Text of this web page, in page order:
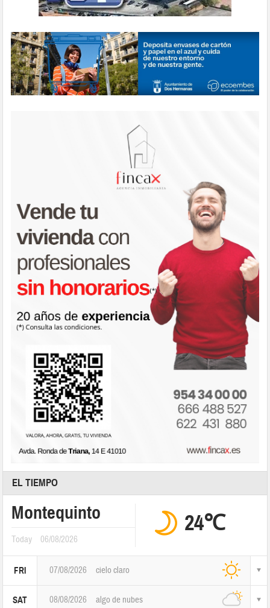
EL TIEMPO
Montequinto
Today 06/08/2026
24℃
FRI 07/08/2026 cielo claro
SAT 08/08/2026 algo de nubes